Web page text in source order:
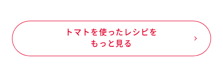
トマトを使ったレシピを
もっと見る